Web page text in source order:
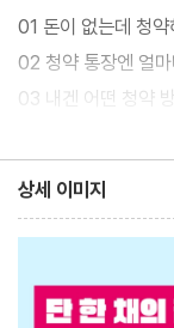
간 이 책은 재테크
자 독자들을 대상으
사전을 표방한다. 저
부터 거의 끝까지”
으로 담았다.
01 돈이 없는데 청
02 청약 통장엔 얼
03 내겐 어떤 청약
06 당첨됐는데 집이
07 집이 있으면 청
09 사전 청약을 말
상세 이미지